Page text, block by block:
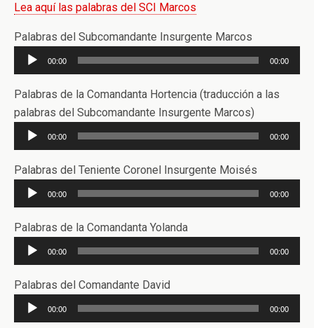
Lea aquí las palabras del SCI Marcos
Palabras del Subcomandante Insurgente Marcos
Reproductor
de
audio
00:00 00:00
Palabras de la Comandanta Hortencia (traducción a las
palabras del Subcomandante Insurgente Marcos)
Reproductor
de
audio
00:00 00:00
Palabras del Teniente Coronel Insurgente Moisés
Reproductor
de
audio
00:00 00:00
Palabras de la Comandanta Yolanda
Reproductor
de
audio
00:00 00:00
Palabras del Comandante David
Reproductor
de
00:00 00:00